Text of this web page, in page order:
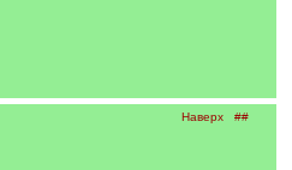
Наверх ##